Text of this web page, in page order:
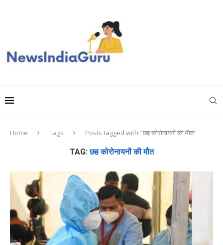
Home Tags Posts tagged with "छह कोरोनायनों की मौत"
TAG:छह कोरोनायनों की मौत